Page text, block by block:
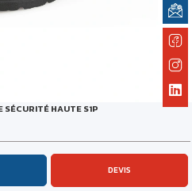
SÉCURITÉ HAUTE S1P
DEVIS